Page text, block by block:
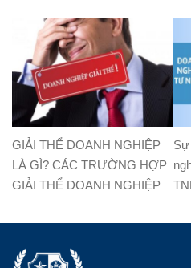
GIẢI THỂ DOANH NGHIỆP
LÀ GÌ? CÁC TRƯỜNG HỢP
GIẢI THỂ DOANH NGHIỆP
Sự